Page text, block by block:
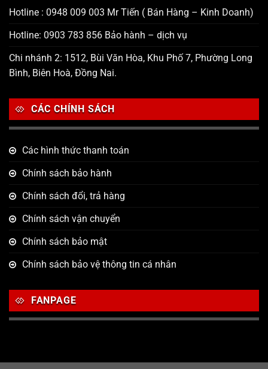
Hotline : 0948 009 003 Mr Tiến ( Bán Hàng – Kinh Doanh)
Hotline: 0903 783 856 Bảo hành – dịch vụ
Chi nhánh 2: 1512, Bùi Văn Hòa, Khu Phố 7, Phường Long
Bình, Biên Hoà, Đồng Nai.
CÁC CHÍNH SÁCH
Các hình thức thanh toán
Chính sách bảo hành
Chính sách đổi, trả hàng
Chính sách vận chuyển
Chính sách bảo mật
Chính sách bảo vệ thông tin cá nhân
FANPAGE